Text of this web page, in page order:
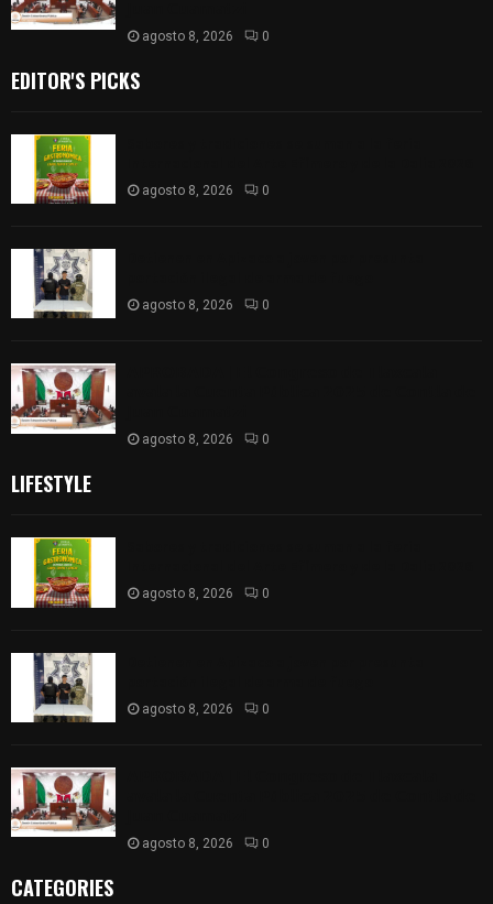
agosto 8, 2026 0
EDITOR'S PICKS
agosto 8, 2026 0
agosto 8, 2026 0
agosto 8, 2026 0
LIFESTYLE
agosto 8, 2026 0
agosto 8, 2026 0
agosto 8, 2026 0
CATEGORIES